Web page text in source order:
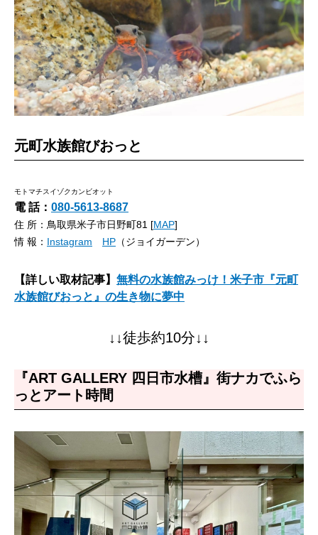
元町水族館びおっと
モトマチスイゾクカンビオット
電 話： 080-5613-8687
住 所：鳥取県米子市日野町81 [MAP]
情 報： Instagram HP （ジョイガーデン）
【詳しい取材記事】 無料の水族館みっけ！米子市『元町
水族館びおっと』の生き物に夢中
↓↓徒歩約10分↓↓
『ART GALLERY 四日市水槽』街ナカでふら
っとアート時間